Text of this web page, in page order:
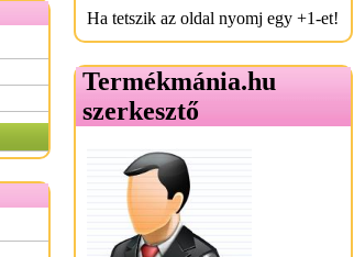
Ha tetszik az oldal nyomj egy +1-et!
Termékmánia.hu
szerkesztő